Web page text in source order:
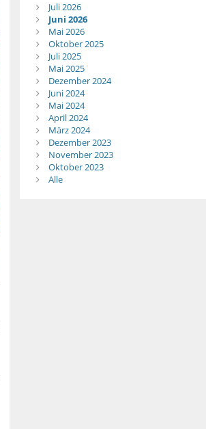
Juli 2026
Juni 2026
Mai 2026
Oktober 2025
Juli 2025
Mai 2025
Dezember 2024
Juni 2024
Mai 2024
April 2024
März 2024
Dezember 2023
November 2023
Oktober 2023
Alle